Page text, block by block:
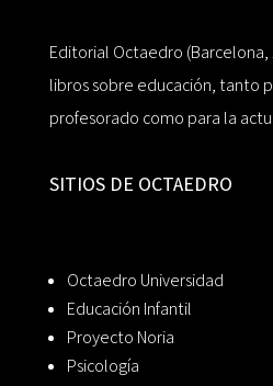
Editorial Octaedro (Barcelona,
libros sobre educación, tanto
profesorado como para la
SITIOS DE OCTAEDRO
Octaedro Universidad
Educación Infantil
Proyecto Noria
Psicología